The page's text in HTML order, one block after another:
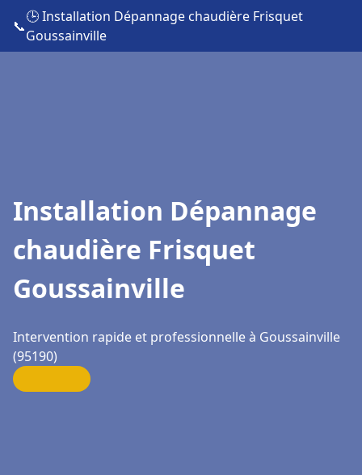
📞
🕒 Installation Dépannage chaudière Frisquet
Goussainville
Installation Dépannage
chaudière Frisquet
Goussainville
Intervention rapide et professionnelle à Goussainville
(95190)